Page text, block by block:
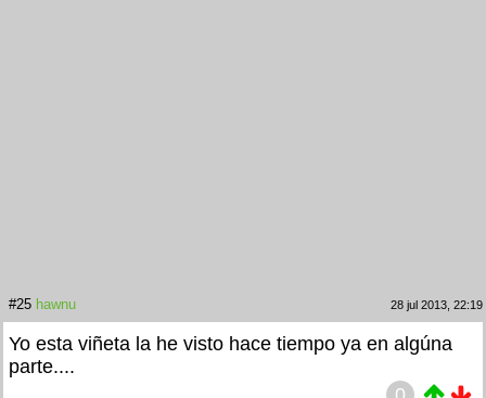
#25 hawnu 28 jul 2013, 22:19
Yo esta viñeta la he visto hace tiempo ya en algúna
parte....